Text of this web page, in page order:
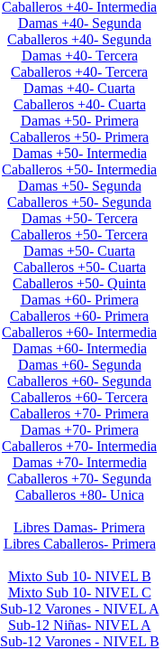
Caballeros +40- Intermedia
Damas +40- Segunda
Caballeros +40- Segunda
Damas +40- Tercera
Caballeros +40- Tercera
Damas +40- Cuarta
Caballeros +40- Cuarta
Damas +50- Primera
Caballeros +50- Primera
Damas +50- Intermedia
Caballeros +50- Intermedia
Damas +50- Segunda
Caballeros +50- Segunda
Damas +50- Tercera
Caballeros +50- Tercera
Damas +50- Cuarta
Caballeros +50- Cuarta
Caballeros +50- Quinta
Damas +60- Primera
Caballeros +60- Primera
Caballeros +60- Intermedia
Damas +60- Intermedia
Damas +60- Segunda
Caballeros +60- Segunda
Caballeros +60- Tercera
Caballeros +70- Primera
Damas +70- Primera
Caballeros +70- Intermedia
Damas +70- Intermedia
Caballeros +70- Segunda
Caballeros +80- Unica
Libres Damas- Primera
Libres Caballeros- Primera
Mixto Sub 10- NIVEL B
Mixto Sub 10- NIVEL C
Sub-12 Varones - NIVEL A
Sub-12 Niñas- NIVEL A
Sub-12 Varones - NIVEL B